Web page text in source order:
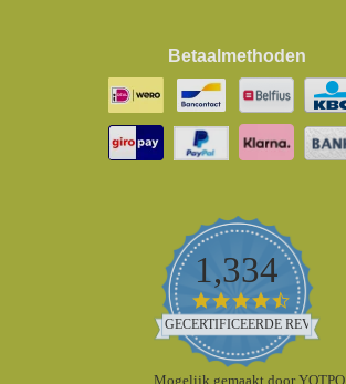
Betaalmethoden
1,334
4.5
star
rating
GECERTIFICEERDE REVIEWS
Mogelijk gemaakt door YOTPO